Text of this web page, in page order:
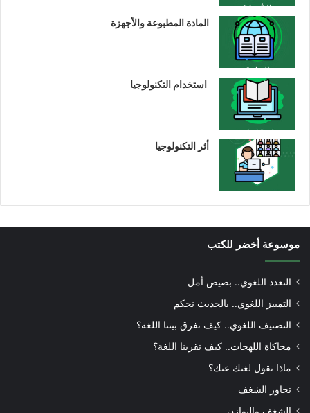
المادة المطبوعة والأجهزة
استخدام التكنولوجيا
أثر التكنولوجيا
موسوعة أخضر للكتب
التعدد اللغوي.. بصيص أمل
التمييز اللغوي.. بالحديث نحكم
التصنيف اللغوي.. كيف تفرق بيننا اللغة؟
محاكاة اللهجات.. كيف تقربنا اللغة؟
ماذا تقول لغتك عنك؟
تجاوز الشغف
الشغف والتوازن